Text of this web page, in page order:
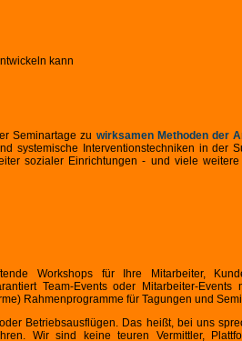
kann
Seminartage zu wirksamen Methoden der
systemische Interventionstechniken in der
sozialer Einrichtungen - und viele weitere
Workshops für Ihre Mitarbeiter,
Team-Events oder Mitarbeiter-Events
Rahmenprogramme für Tagungen und
Betriebsausflügen. Das heißt, bei uns
Wir sind keine teuren Vermittler,